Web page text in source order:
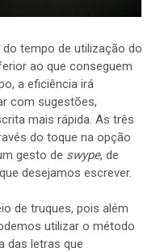
tempo de utilização do
ao que conseguem
a eficiência irá
com sugestões,
mais rápida. As três
do toque na opção
gesto de swype, de
desejamos escrever.
de truques, pois além
utilizar o método
das letras que